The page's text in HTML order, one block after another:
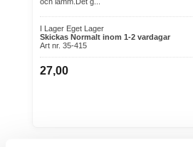
I Lager Eget Lager
Skickas Normalt inom 1-2 vardagar
Art nr. 35-415
27,00